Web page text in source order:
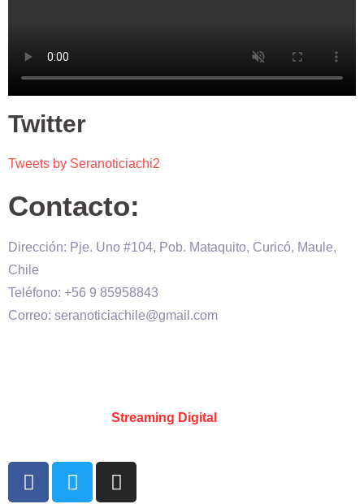
Twitter
Tweets by Seranoticiachi2
Contacto:
Dirección: Pje. Uno #104, Pob. Mataquito, Curicó, Maule,
Chile
Teléfono: +56 9 85958843
Correo: seranoticiachile@gmail.com
Streaming Digital